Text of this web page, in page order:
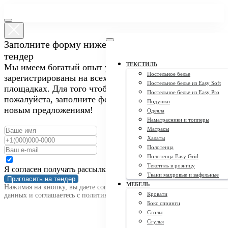
ТЕКСТИЛЬ
Постельное белье
Постельное белье из Easy Soft
Постельное белье из Easy Pro
Подушки
Одеяла
Наматрасники и топперы
Матрасы
Халаты
Полотенца
Полотенца Easy Grid
Текстиль в розницу
Ткани махровые и вафельные
МЕБЕЛЬ
Кровати
Бокс спринги
Столы
Стулья
Заполните форму ниже, чтобы пригласить нас на
тендер
Мы имеем богатый опыт участия в закупках и
зарегистрированы на всех крупных тендерных
площадках. Для того чтобы пригласить нас на тендер,
пожалуйста, заполните форму ниже. Мы открыты к
новым предложениям!
Я согласен получать рассылку
Пригласить на тендер
Нажимая на кнопку, вы даете согласие на обработку персональных
данных и соглашаетесь c политикой конфиденциальности